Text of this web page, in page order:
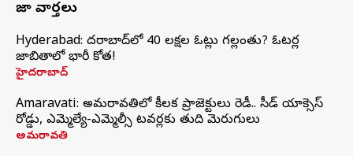
తాజా వార్తలు
Hyderabad: హైదరాబాద్‌లో 40 లక్షల ఓట్లు గల్లంతు? ఓటర్ల
జాబితాలో భారీ కోత!
హైదరాబాద్
Amaravati: అమరావతిలో కీలక ప్రాజెక్టులు రెడీ.. సీడ్‌ యాక్సెస్‌
రోడ్డు, ఎమ్మెల్యే-ఎమ్మెల్సీ టవర్లకు తుది మెరుగులు
అమరావతి